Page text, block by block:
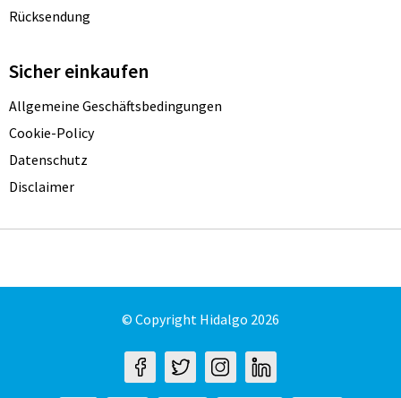
Rücksendung
Sicher einkaufen
Allgemeine Geschäftsbedingungen
Cookie-Policy
Datenschutz
Disclaimer
© Copyright Hidalgo 2026